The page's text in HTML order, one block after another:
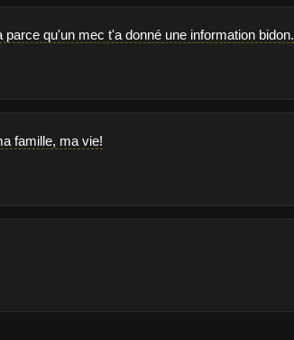
qu'un mec t'a donné une information bidon.
famille, ma vie!